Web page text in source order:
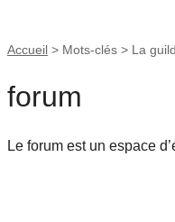
Accueil > Mots-clés > La
forum
Le forum est un espace